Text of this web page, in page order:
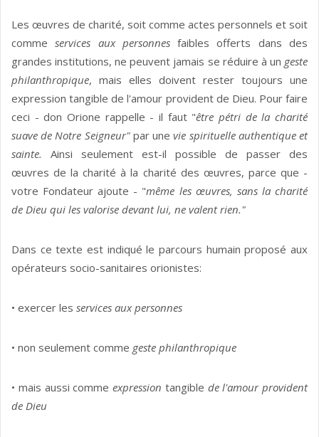
Les œuvres de charité, soit comme actes personnels et soit
commeservices aux personnesfaibles offerts dans des
grandes institutions, ne peuvent jamais se réduire à un geste
philanthropique, mais elles doivent rester toujours une
expression tangible de l'amour provident de Dieu. Pour faire
ceci - don Orione rappelle - il faut "être pétri de la charité
suave de Notre Seigneur" par unevie spirituelle authentique et
sainte. Ainsi seulement est-il possible de passer des
œuvres de la charité à la charité des œuvres, parce que -
votre Fondateur ajoute - "même les œuvres, sans la charité
de Dieu qui les valorise devant lui, ne valent rien."
Dans ce texte est indiqué le parcours humain proposé aux
opérateurs socio-sanitaires orionistes:
• exercer les services aux personnes
• non seulement comme geste philanthropique
• mais aussi comme expression tangible de l'amour provident
de Dieu